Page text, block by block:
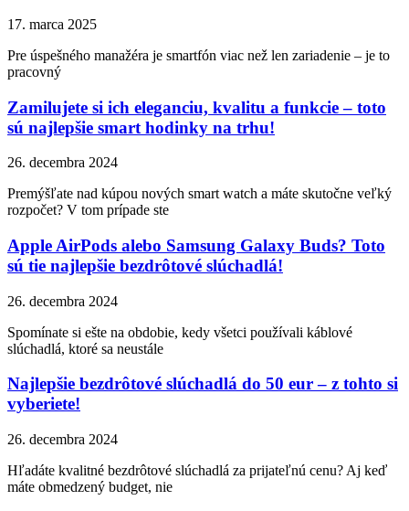
17. marca 2025
Pre úspešného manažéra je smartfón viac než len zariadenie – je to
pracovný
Zamilujete si ich eleganciu, kvalitu a funkcie – toto
sú najlepšie smart hodinky na trhu!
26. decembra 2024
Premýšľate nad kúpou nových smart watch a máte skutočne veľký
rozpočet? V tom prípade ste
Apple AirPods alebo Samsung Galaxy Buds? Toto
sú tie najlepšie bezdrôtové slúchadlá!
26. decembra 2024
Spomínate si ešte na obdobie, kedy všetci používali káblové
slúchadlá, ktoré sa neustále
Najlepšie bezdrôtové slúchadlá do 50 eur – z tohto si
vyberiete!
26. decembra 2024
Hľadáte kvalitné bezdrôtové slúchadlá za prijateľnú cenu? Aj keď
máte obmedzený budget, nie